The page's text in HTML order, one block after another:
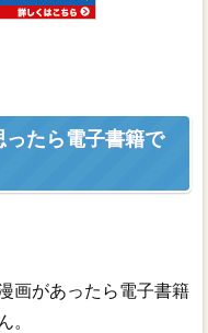
たら電子書籍で
画があったら電子書籍
。